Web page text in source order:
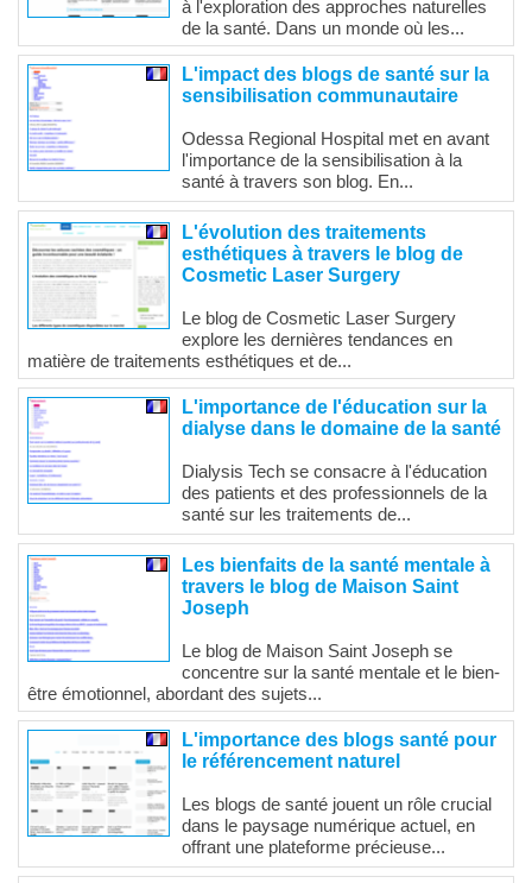
à l'exploration des approches naturelles
de la santé. Dans un monde où les...
L'impact des blogs de santé sur la
sensibilisation communautaire
Odessa Regional Hospital met en avant
l'importance de la sensibilisation à la
santé à travers son blog. En...
L'évolution des traitements
esthétiques à travers le blog de
Cosmetic Laser Surgery
Le blog de Cosmetic Laser Surgery
explore les dernières tendances en
matière de traitements esthétiques et de...
L'importance de l'éducation sur la
dialyse dans le domaine de la santé
Dialysis Tech se consacre à l'éducation
des patients et des professionnels de la
santé sur les traitements de...
Les bienfaits de la santé mentale à
travers le blog de Maison Saint
Joseph
Le blog de Maison Saint Joseph se
concentre sur la santé mentale et le bien-
être émotionnel, abordant des sujets...
L'importance des blogs santé pour
le référencement naturel
Les blogs de santé jouent un rôle crucial
dans le paysage numérique actuel, en
offrant une plateforme précieuse...